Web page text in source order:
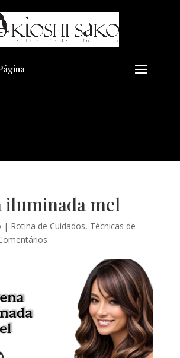
iluminada mel
| Rotina de Cuidados, Técnicas de
em transformar seu
Visual??